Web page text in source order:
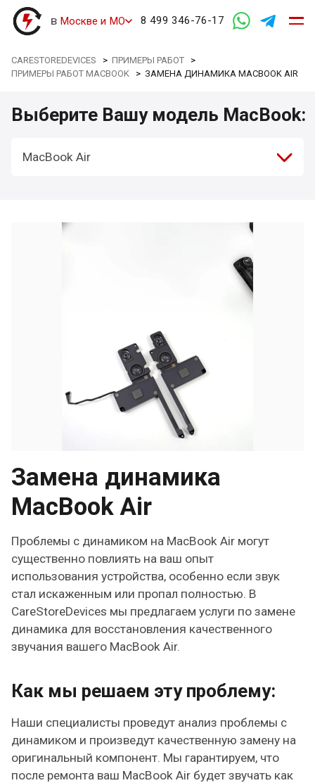
в Москве и МО 8 499 346-76-17
CARESTOREDEVICES >ПРИМЕРЫ РАБОТ >
ПРИМЕРЫ РАБОТ MACBOOK > ЗАМЕНА ДИНАМИКА MACBOOK AIR
Выберите Вашу модель MacBook:
MacBook Air
Замена динамика
MacBook Air
Проблемы с динамиком на MacBook Air могут
существенно повлиять на ваш опыт
использования устройства, особенно если звук
стал искаженным или пропал полностью. В
CareStoreDevices мы предлагаем услуги по замене
динамика для восстановления качественного
звучания вашего MacBook Air.
Как мы решаем эту проблему:
Наши специалисты проведут анализ проблемы с
динамиком и произведут качественную замену на
оригинальный компонент. Мы гарантируем, что
после ремонта ваш MacBook Air будет звучать как